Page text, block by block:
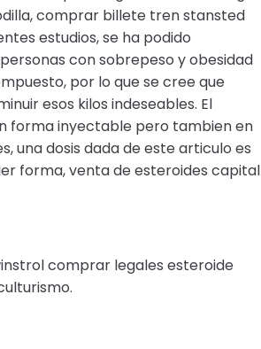
comprar billete tren stansted
estudios, se ha podido
con sobrepeso y obesidad
por lo que se cree que
esos kilos indeseables. El
forma inyectable pero tambien en
una dosis dada de este articulo es
forma, venta de esteroides capital
comprar legales esteroide